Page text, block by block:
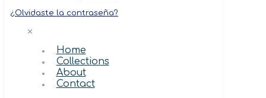
¿Olvidaste la contraseña?
✕
Home
Collections
About
Contact